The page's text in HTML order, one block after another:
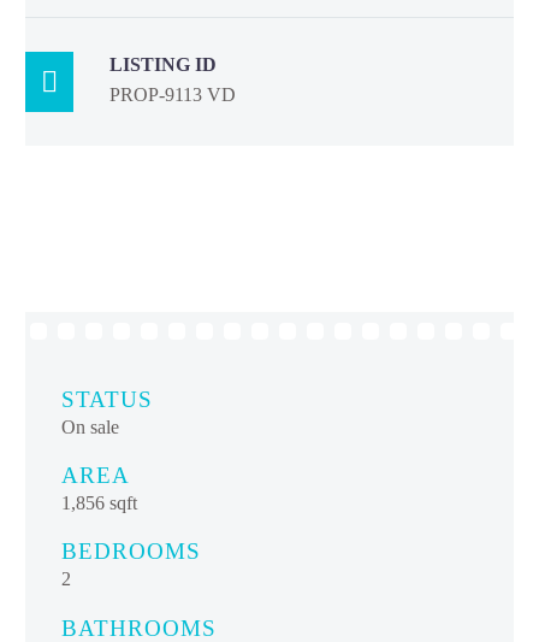

LISTING ID
PROP-9113 VD
STATUS
On sale
AREA
1,856 sqft
BEDROOMS
2
BATHROOMS